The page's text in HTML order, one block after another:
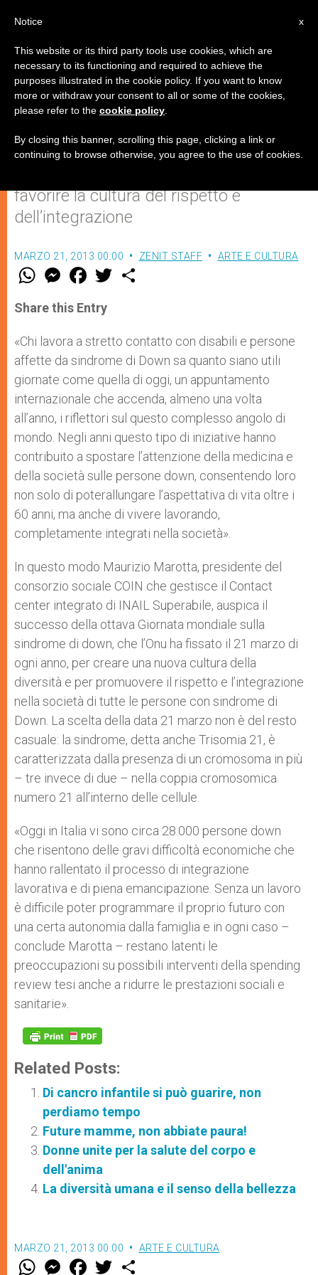
SuperAbile.it celebra la Giornata
Mondiale della sindrome di Down
favorire la cultura del rispetto e
dell’integrazione
MARZO 21, 2013 00:00 ZENIT STAFF ARTE E CULTURA
W
t
s
p
p
M
e
s
e
g
e
r
F
a
e
b
o
k
w
r
Share this Entry
«Chi lavora a stretto contatto con disabili e persone
affette da sindrome di Down sa quanto siano utili
giornate come quella di oggi, un appuntamento
internazionale che accenda, almeno una volta
all’anno, i riflettori sul questo complesso angolo di
mondo. Negli anni questo tipo di iniziative hanno
contribuito a spostare l’attenzione della medicina e
della società sulle persone down, consentendo loro
non solo di poterallungare l’aspettativa di vita oltre i
60 anni, ma anche di vivere lavorando,
completamente integrati nella società».
In questo modo Maurizio Marotta, presidente del
consorzio sociale COIN che gestisce il Contact
center integrato di INAIL Superabile, auspica il
successo della ottava Giornata mondiale sulla
sindrome di down, che l’Onu ha fissato il 21 marzo di
ogni anno, per creare una nuova cultura della
diversità e per promuovere il rispetto e l’integrazione
nella società di tutte le persone con sindrome di
Down. La scelta della data 21 marzo non è del resto
casuale: la sindrome, detta anche Trisomia 21, è
caratterizzata dalla presenza di un cromosoma in più
– tre invece di due – nella coppia cromosomica
numero 21 all’interno delle cellule.
«Oggi in Italia vi sono circa 28.000 persone down
che risentono delle gravi difficoltà economiche che
hanno rallentato il processo di integrazione
lavorativa e di piena emancipazione. Senza un lavoro
è difficile poter programmare il proprio futuro con
una certa autonomia dalla famiglia e in ogni caso –
conclude Marotta – restano latenti le
preoccupazioni su possibili interventi della spending
review tesi anche a ridurre le prestazioni sociali e
sanitarie».
Related Posts:
Di cancro infantile si può guarire, non
perdiamo tempo
Future mamme, non abbiate paura!
Donne unite per la salute del corpo e
dell'anima
La diversità umana e il senso della bellezza
MARZO 21, 2013 00:00 ARTE E CULTURA
W M F
x
Notice
This website or its third party tools use cookies, which are
necessary to its functioning and required to achieve the
purposes illustrated in the cookie policy. If you want to know
more or withdraw your consent to all or some of the cookies,
please refer to the cookie policy
By closing this banner, scrolling this page, clicking a link or
continuing to browse otherwise, you agree to the use of cookies.